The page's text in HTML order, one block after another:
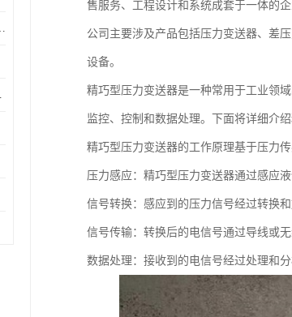
03电压变送器
时
售服务、工程设计和系统成套于一体的企
公司主要涉及产品包括压力变送器、差
设备。
精巧型压力变送器是一种常用于工业领
监控、控制和数据处理。下面将详细介
精巧型压力变送器的工作原理基于压力
压力感应：精巧型压力变送器通过感应
信号转换：感应到的压力信号经过转换
信号传输：转换后的电信号通过导线或
数据处理：接收到的电信号经过处理和